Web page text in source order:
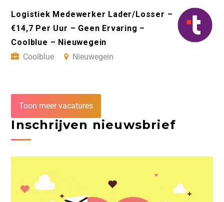
Logistiek Medewerker Lader/Losser –
€14,7 Per Uur – Geen Ervaring –
Coolblue – Nieuwegein
Coolblue
Nieuwegein
Toon meer vacatures
Inschrijven nieuwsbrief